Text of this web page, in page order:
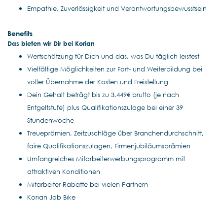
Empathie, Zuverlässigkeit und Verantwortungsbewusstsein
Benefits
Das bieten wir Dir bei Korian
Wertschätzung für Dich und das, was Du täglich leistest
Vielfältige Möglichkeiten zur Fort- und Weiterbildung bei
voller Übernahme der Kosten und Freistellung
Dein Gehalt beträgt bis zu 3.449€ brutto (je nach
Entgeltstufe) plus Qualifikationszulage bei einer 39
Stundenwoche
Treueprämien, Zeitzuschläge über Branchendurchschnitt,
faire Qualifikationszulagen, Firmenjubiläumsprämien
Umfangreiches Mitarbeiterwerbungsprogramm mit
attraktiven Konditionen
Mitarbeiter-Rabatte bei vielen Partnern
Korian Job Bike